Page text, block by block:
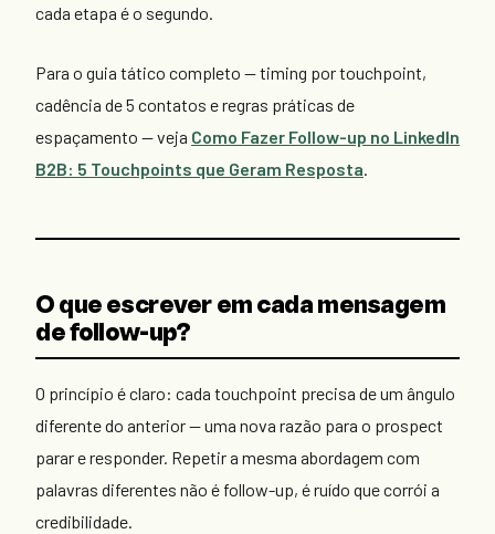
cada etapa é o segundo.
Para o guia tático completo — timing por touchpoint,
cadência de 5 contatos e regras práticas de
espaçamento — veja Como Fazer Follow-up no LinkedIn
B2B: 5 Touchpoints que Geram Resposta.
O que escrever em cada mensagem
de follow-up?
O princípio é claro: cada touchpoint precisa de um ângulo
diferente do anterior — uma nova razão para o prospect
parar e responder. Repetir a mesma abordagem com
palavras diferentes não é follow-up, é ruído que corrói a
credibilidade.